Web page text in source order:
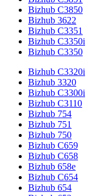
Bizhub C3850
Bizhub 3622
Bizhub C3351
Bizhub C3350i
Bizhub C3350
Bizhub C3320i
Bizhub 3320
Bizhub C3300i
Bizhub C3110
Bizhub 754
Bizhub 751
Bizhub 750
Bizhub C659
Bizhub C658
Bizhub 658e
Bizhub C654
Bizhub 654